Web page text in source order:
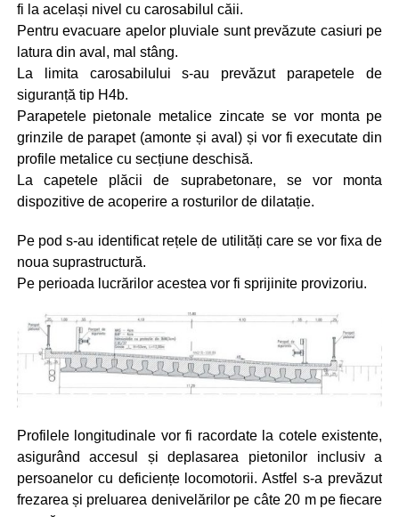
fi la același nivel cu carosabilul căii.
Pentru evacuare apelor pluviale sunt prevăzute casiuri pe
latura din aval, mal stâng.
La limita carosabilului s-au prevăzut parapetele de
siguranță tip H4b.
Parapetele pietonale metalice zincate se vor monta pe
grinzile de parapet (amonte și aval) și vor fi executate din
profile metalice cu secțiune deschisă.
La capetele plăcii de suprabetonare, se vor monta
dispozitive de acoperire a rosturilor de dilatație.
Pe pod s-au identificat rețele de utilități care se vor fixa de
noua suprastructură.
Pe perioada lucrărilor acestea vor fi sprijinite provizoriu.
Profilele longitudinale vor fi racordate la cotele existente,
asigurând accesul și deplasarea pietonilor inclusiv a
persoanelor cu deficiențe locomotorii. Astfel s-a prevăzut
frezarea și preluarea denivelărilor pe câte 20 m pe fiecare